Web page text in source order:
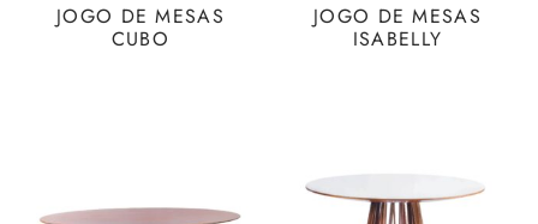
JOGO DE MESAS
CUBO
JOGO DE MESAS
ISABELLY